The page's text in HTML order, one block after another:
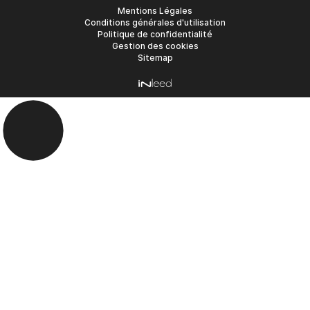
Mentions Légales
Conditions générales d'utilisation
Politique de confidentialité
Gestion des cookies
Sitemap